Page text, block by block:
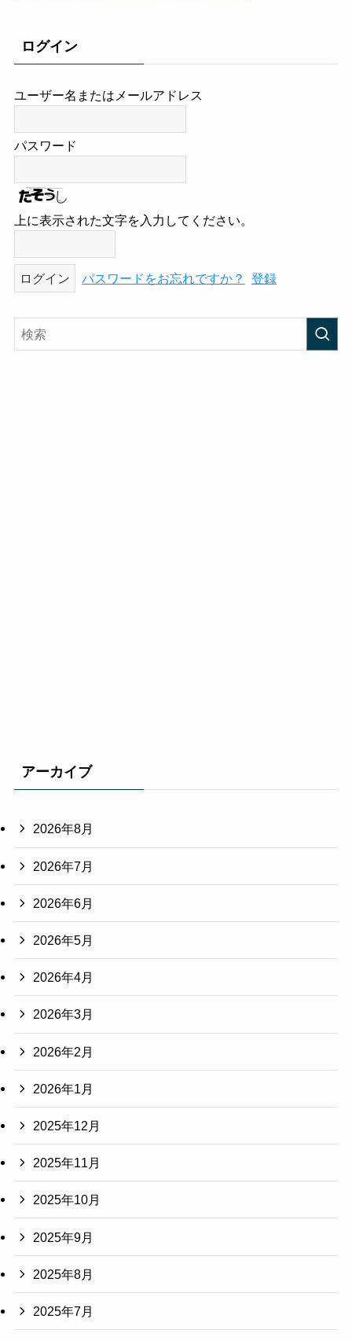
ログイン
ユーザー名またはメールアドレス
パスワード
上に表示された文字を入力してください。
パスワードをお忘れですか？ 登録
アーカイブ
2026年8月
2026年7月
2026年6月
2026年5月
2026年4月
2026年3月
2026年2月
2026年1月
2025年12月
2025年11月
2025年10月
2025年9月
2025年8月
2025年7月